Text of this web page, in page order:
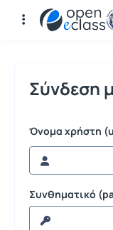
Σύνδεση
Σύνδεση
Όνομα χρήστη
Συνθηματικό